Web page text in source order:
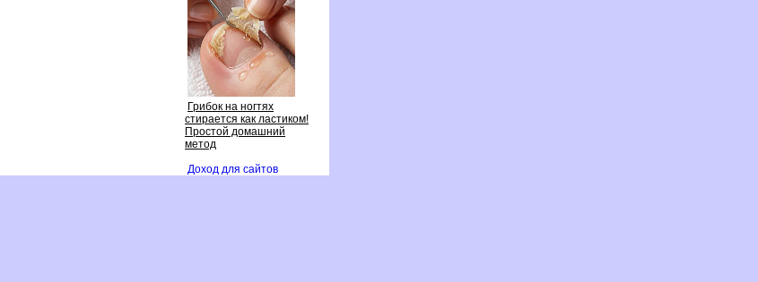
Грибок на ногтях
стирается как ластиком!
Простой домашний
метод
Доход для сайто